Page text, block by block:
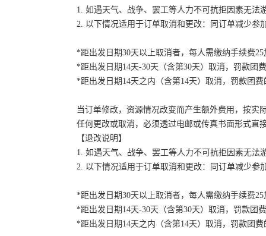
1. 如遇天气、战争、罢工等人力不可抗拒因素无
2. 以下情况适用于订单取消和更改：同订单减少
*距出发日期30天以上取消者，每人需缴纳手续费
*距出发日期14天-30天（含第30天）取消，罚款团
*距出发日期14天之内（含第14天）取消，罚款团费
当订单修改，资源情况改变而产生额外费用，按实
任何更改或取消，必须透过电邮或传真书面形式直
【退改说明】
1. 如遇天气、战争、罢工等人力不可抗拒因素无
2. 以下情况适用于订单取消和更改：同订单减少
*距出发日期30天以上取消者，每人需缴纳手续费
*距出发日期14天-30天（含第30天）取消，罚款团
*距出发日期14天之内（含第14天）取消，罚款团费